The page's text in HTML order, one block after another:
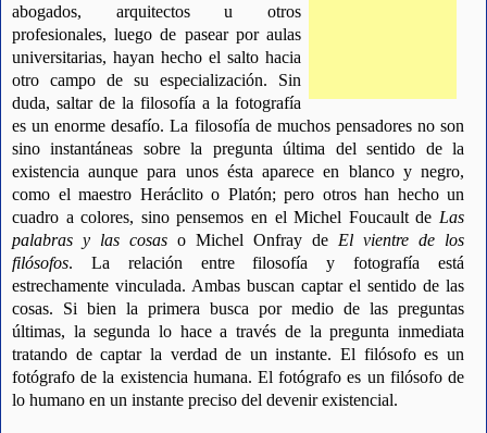
abogados, arquitectos u otros
profesionales, luego de pasear por aulas
universitarias, hayan hecho el salto hacia
otro campo de su especialización. Sin
duda, saltar de la filosofía a la fotografía
es un enorme desafío. La filosofía de muchos pensadores no son
sino instantáneas sobre la pregunta última del sentido de la
existencia aunque para unos ésta aparece en blanco y negro,
como el maestro Heráclito o Platón; pero otros han hecho un
cuadro a colores, sino pensemos en el Michel Foucault de Las
palabras y las cosas o Michel Onfray de El vientre de los
filósofos. La relación entre filosofía y fotografía está
estrechamente vinculada. Ambas buscan captar el sentido de las
cosas. Si bien la primera busca por medio de las preguntas
últimas, la segunda lo hace a través de la pregunta inmediata
tratando de captar la verdad de un instante. El filósofo es un
fotógrafo de la existencia humana. El fotógrafo es un filósofo de
lo humano en un instante preciso del devenir existencial.